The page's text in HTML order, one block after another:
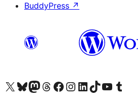
BuddyPress ↗
Visita nuestra cuenta de X (anteriormente Twitter)
Visita nuestra cuenta de Bluesky
Visita nuestra cuenta de Mastodon
Visita nuestra cuenta de Threads
Visita nuestra página de Facebook
Visita nuestra cuenta de Instagram
Visita nuestra cuenta de LinkedIn
Visita nuestra cuenta de TikTok
Visita nuestro canal de
Visita nuestra cuenta